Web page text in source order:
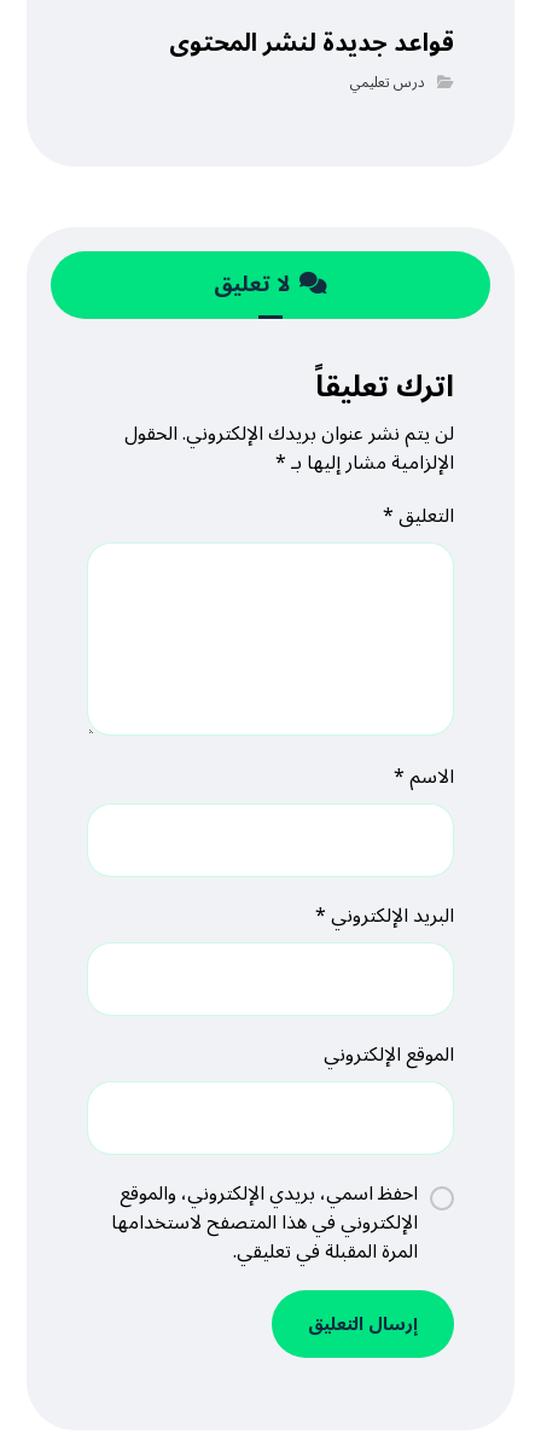
قواعد جديدة لنشر المحتوى
درس تعليمي
لا تعليق
اترك تعليقاً
لن يتم نشر عنوان بريدك الإلكتروني.الحقول
الإلزامية مشار إليها بـ*
التعليق*
الاسم*
البريد الإلكتروني*
الموقع الإلكتروني
احفظ اسمي، بريدي الإلكتروني، والموقع
الإلكتروني في هذا المتصفح لاستخدامها
المرة المقبلة في تعليقي.
إرسال التعليق